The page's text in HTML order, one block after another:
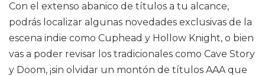
Con el extenso abanico de títulos a tu alcance,
podrás localizar algunas novedades exclusivas de la
escena indie como Cuphead y Hollow Knight, o bien
vas a poder revisar los tradicionales como Cave Story
y Doom, ¡sin olvidar un montón de títulos AAA que